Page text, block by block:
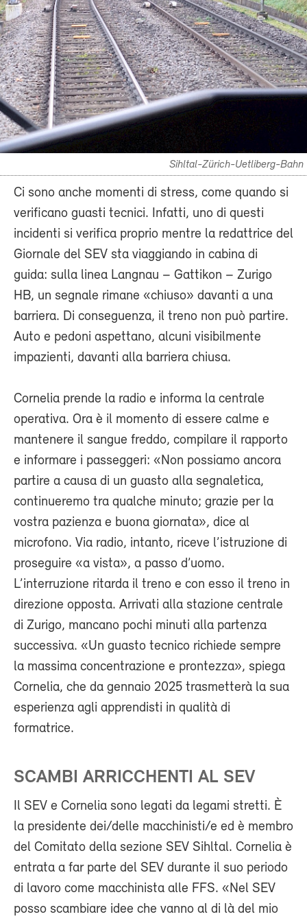
Sihltal-Zürich-Uetliberg-Bahn
Ci sono anche momenti di stress, come quando si
verificano guasti tecnici. Infatti, uno di questi
incidenti si verifica proprio mentre la redattrice del
Giornale del SEV sta viaggiando in cabina di
guida: sulla linea Langnau – Gattikon – Zurigo
HB, un segnale rimane «chiuso» davanti a una
barriera. Di conseguenza, il treno non può partire.
Auto e pedoni aspettano, alcuni visibilmente
impazienti, davanti alla barriera chiusa.
Cornelia prende la radio e informa la centrale
operativa. Ora è il momento di essere calme e
mantenere il sangue freddo, compilare il rapporto
e informare i passeggeri: «Non possiamo ancora
partire a causa di un guasto alla segnaletica,
continueremo tra qualche minuto; grazie per la
vostra pazienza e buona giornata», dice al
microfono. Via radio, intanto, riceve l’istruzione di
proseguire «a vista», a passo d’uomo.
L’interruzione ritarda il treno e con esso il treno in
direzione opposta. Arrivati alla stazione centrale
di Zurigo, mancano pochi minuti alla partenza
successiva. «Un guasto tecnico richiede sempre
la massima concentrazione e prontezza», spiega
Cornelia, che da gennaio 2025 trasmetterà la sua
esperienza agli apprendisti in qualità di
formatrice.
SCAMBI ARRICCHENTI AL SEV
Il SEV e Cornelia sono legati da legami stretti. È
la presidente dei/delle macchinisti/e ed è membro
del Comitato della sezione SEV Sihltal. Cornelia è
entrata a far parte del SEV durante il suo periodo
di lavoro come macchinista alle FFS. «Nel SEV
posso scambiare idee che vanno al di là del mio